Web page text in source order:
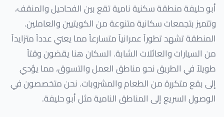
أبو حليفة منطقة سكنية نامية تقع بين الفحاحيل والمنقف،
وتتميز بتجمعات سكانية متنوعة من الكويتيين والعاملين.
المنطقة تشهد تطوراً عمرانياً متسارعاً مما يعني عدداً متزايداً
من السيارات والعائلات الشابة. السكان هنا يقضون وقتاً
طويلاً في الطريق نحو مناطق العمل والتسوق، مما يؤدي
إلى بقع متكررة من الطعام والمشروبات. نحن متخصصون في
الوصول السريع إلى المناطق النامية مثل أبو حليفة.